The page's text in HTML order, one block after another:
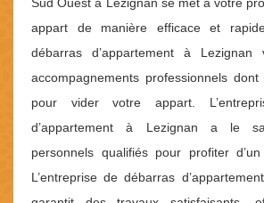
appart de manière efficace et
débarras d’appartement à
accompagnements professionnels
pour vider votre appart.
d’appartement à Lezignan a le
personnels qualifiés pour profiter
L’entreprise de débarras